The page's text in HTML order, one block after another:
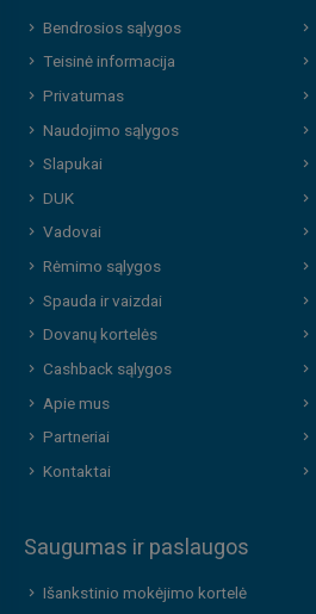
Bendrosios sąlygos
Teisinė informacija
Privatumas
Naudojimo sąlygos
Slapukai
DUK
Vadovai
Rėmimo sąlygos
Spauda ir vaizdai
Dovanų kortelės
Cashback sąlygos
Apie mus
Partneriai
Kontaktai
Saugumas ir paslaugos
Išankstinio mokėjimo kortelė